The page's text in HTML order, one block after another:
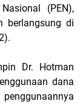
(PEN),
berlangsung di
Dr. Hotman
dana